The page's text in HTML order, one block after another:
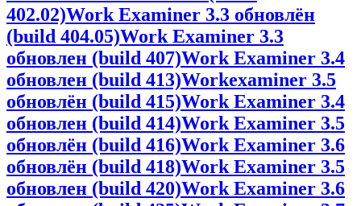
402.02)Work Examiner 3.3 обновлён
(build 404.05)Work Examiner 3.3
обновлен (build 407)Work Examiner 3.4
обновлен (build 413)Workexaminer 3.5
обновлён (build 415)Work Examiner 3.4
обновлен (build 414)Work Examiner 3.5
обновлён (build 416)Work Examiner 3.6
обновлён (build 418)Work Examiner 3.5
обновлен (build 420)Work Examiner 3.6